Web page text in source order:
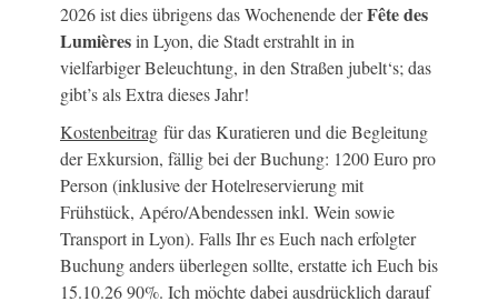
2026 ist dies übrigens das Wochenende derFête des
Lumièresin Lyon, die Stadt erstrahlt in in
vielfarbiger Beleuchtung, in den Straßen jubelt‘s; das
gibt’s als Extra dieses Jahr!
Kostenbeitrag für das Kuratieren und die Begleitung
der Exkursion, fällig bei der Buchung: 1200 Euro pro
Person (inklusive der Hotelreservierung mit
Frühstück, Apéro/Abendessen inkl. Wein sowie
Transport in Lyon). Falls Ihr es Euch nach erfolgter
Buchung anders überlegen sollte, erstatte ich Euch bis
15.10.26 90%. Ich möchte dabei ausdrücklich darauf